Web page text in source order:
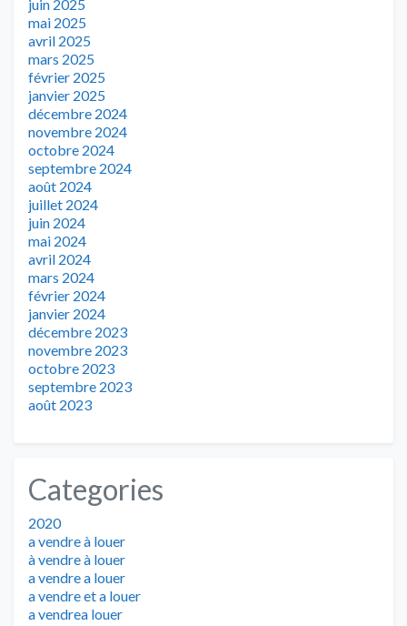
juin 2025
mai 2025
avril 2025
mars 2025
février 2025
janvier 2025
décembre 2024
novembre 2024
octobre 2024
septembre 2024
août 2024
juillet 2024
juin 2024
mai 2024
avril 2024
mars 2024
février 2024
janvier 2024
décembre 2023
novembre 2023
octobre 2023
septembre 2023
août 2023
Categories
2020
a vendre à louer
à vendre à louer
a vendre a louer
a vendre et a louer
a vendrea louer